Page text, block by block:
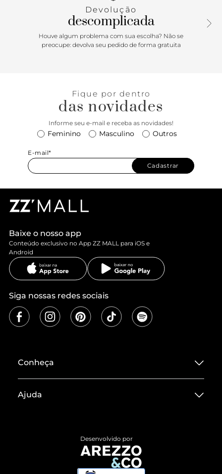
enquanto a construção resistente e o acabamento woven
adicionam textura e expressão autêntica.
Devolução
descomplicada
Houve algum problema com sua escolha? Não se
preocupe: devolva seu pedido de forma gratuita
Fique por dentro
das novidades
Informe seu e-mail e receba as novidades!
Feminino Masculino Outros
E-mail*
Cadastrar
Baixe o nosso app
Conteúdo exclusivo no App ZZ MALL para iOS e
Android
Siga nossas redes sociais
Conheça
Termos de Uso
ZZ MALL é confiável
Ajuda
Devolução do Produto
Compre pelo WhatsApp
Desenvolvido por